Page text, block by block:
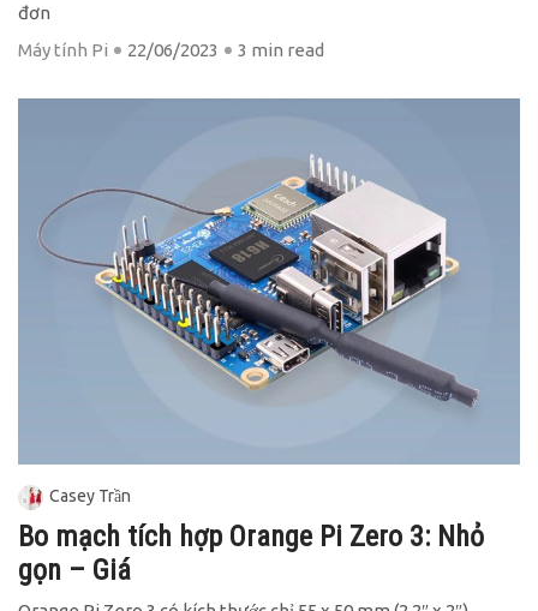
đơn
Máy tính Pi
22/06/2023 3 min read
Casey Trần
Bo mạch tích hợp Orange Pi Zero 3: Nhỏ
gọn – Giá